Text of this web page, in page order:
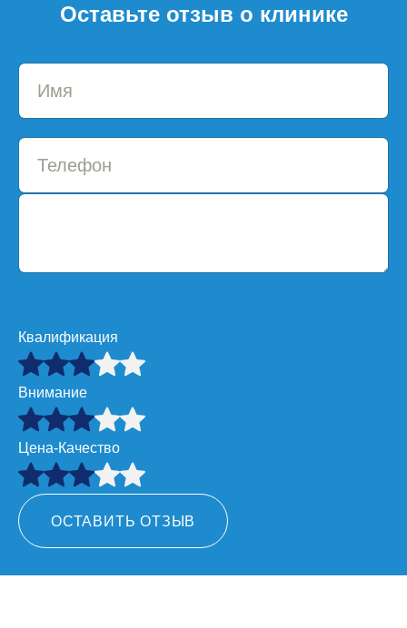
Оставьте отзыв о клинике
Квалификация
Внимание
Цена-Качество
ОСТАВИТЬ ОТЗЫВ